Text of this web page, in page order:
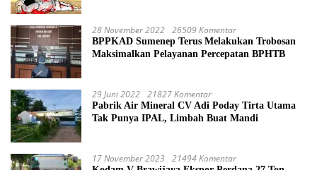
28 November 2022 26509 Komentar
BPPKAD Sumenep Terus Melakukan Trobosan
Maksimalkan Pelayanan Percepatan BPHTB
29 Juni 2022 21827 Komentar
Pabrik Air Mineral CV Adi Poday Tirta Utama
Tak Punya IPAL, Limbah Buat Mandi
17 November 2023 21494 Komentar